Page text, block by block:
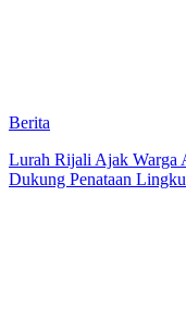
Berita
Lurah Rijali Ajak Warga
Dukung Penataan